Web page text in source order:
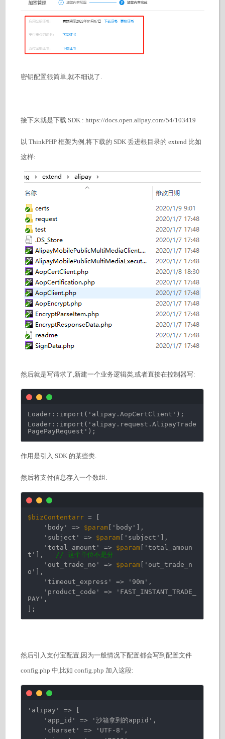
密钥配置很简单,就不细说了.
接下来就是下载 SDK : https://docs.open.alipay.com/54/103419
以 ThinkPHP 框架为例,将下载的 SDK 丢进根目录的 extend 比如
这样:
然后就是写请求了,新建一个业务逻辑类,或者直接在控制器写:
Loader::import( 'alipay.AopCertClient' );
Loader::import( 'alipay.request.AlipayTrade
PagePayRequest' );
作用是引入 SDK 的某些类.
然后将支付信息存入一个数组:
$bizContentarr = [
'body'
=> $param 'body'
],
'subject'
=> $param 'subject'
],
'total_amount'
=> $param
'total_amoun
t'
],
// 这个单位不是分
'out_trade_no'
=> $param
'out_trade_n
o'
],
'timeout_express'
=> '90m' ,
'product_code'
=>
'FAST_INSTANT_TRADE_
PAY' ,
];
然后引入支付宝配置,因为一般情况下配置都会写到配置文件
config.php 中,比如 config.php 加入这段:
'alipay'
=> [
'app_id'
=> '沙箱拿到的appid' ,
'charset'
=> 'UTF-8' ,